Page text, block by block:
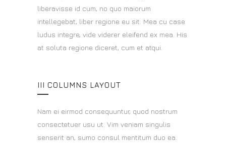
liberavisse id cum, no quo maiorum
intellegebat, liber regione eu sit. Mea cu case
ludus integre, vide viderer eleifend ex mea. His
at soluta regione diceret, cum et atqui.
III COLUMNS LAYOUT
Nam ei eirmod consequuntur, quod nostrum
consectetuer usu ut. Vim veniam singulis
senserit an, sumo consul mentitum duo ea.